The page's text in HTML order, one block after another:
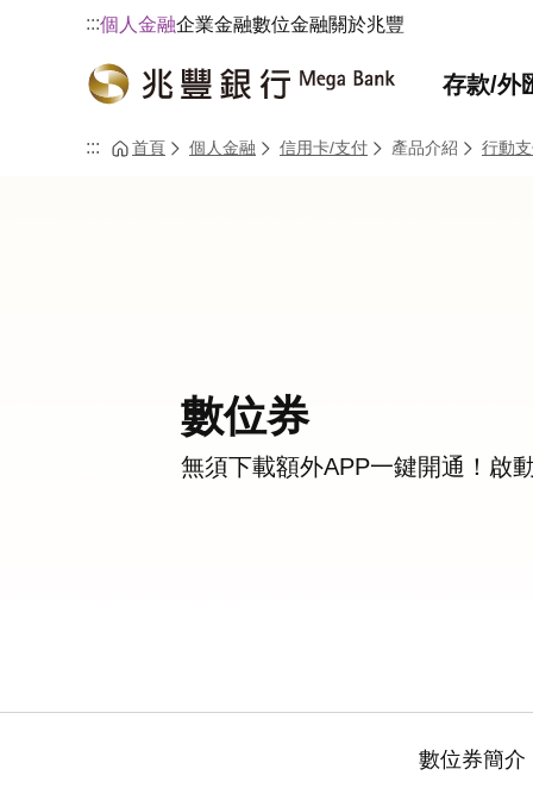
:::個人金融企業金融數位金融關於兆豐
存款/外
::: 首頁 個人金融 信用卡/支付 產品介紹 行動
數位券
無須下載額外APP一鍵開通！啟
數位券簡介